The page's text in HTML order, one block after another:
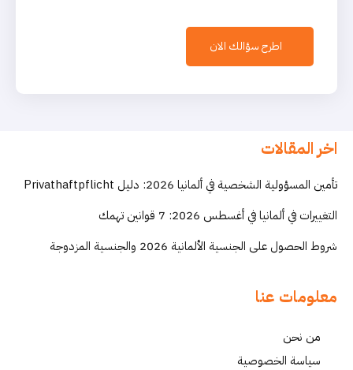
اطرح سؤالك الان
اخر المقالات
تأمين المسؤولية الشخصية في ألمانيا 2026: دليل Privathaftpflicht
التغييرات في ألمانيا في أغسطس 2026: 7 قوانين تهمك
شروط الحصول على الجنسية الألمانية 2026 والجنسية المزدوجة
معلومات عنا
من نحن
سياسة الخصوصية